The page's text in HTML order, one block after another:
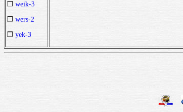
❒ weik-3
❒ wers-2
❒ yek-3